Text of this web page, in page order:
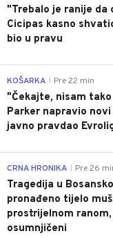
"Trebalo je ranije da
Cicipas kasno
bio u pravu
KOŠARKA Pre 22 min
"Čekajte, nisam
Parker napravio
javno pravdao
CRNA HRONIKA Pre 26
Tragedija u
pronađeno tijelo
prostrijelnom
osumnjičeni